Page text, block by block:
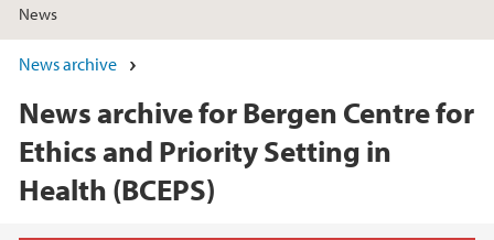
News
News archive
News archive for Bergen Centre for
Ethics and Priority Setting in
Health (BCEPS)